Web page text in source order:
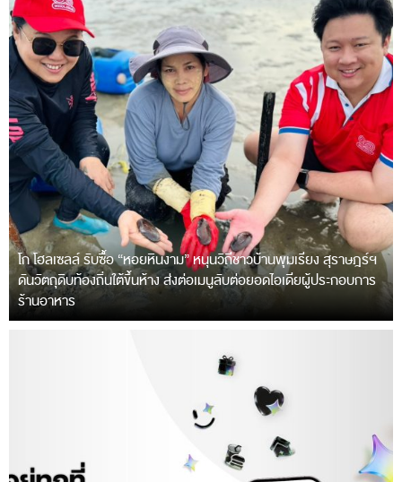
โก โฮลเซลล์ รับซื้อ “หอยหินงาม” หนุนวิถีชาวบ้านพุมเรียง สุราษฎร์ฯ
ดันวัตถุดิบท้องถิ่นใต้ขึ้นห้าง ส่งต่อเมนูลับต่อยอดไอเดียผู้ประกอบการ
ร้านอาหาร